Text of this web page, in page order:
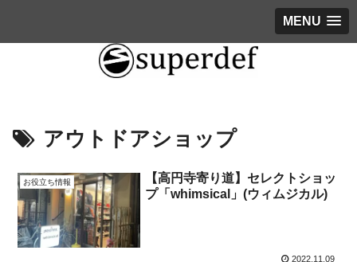
MENU
アウトドアショップ
お役立ち情報
【高円寺寄り道】セレクトショッ
プ「whimsical」(ウィムジカル)
2022.11.09